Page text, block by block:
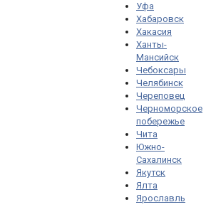
Уфа
Хабаровск
Хакасия
Ханты-
Мансийск
Чебоксары
Челябинск
Череповец
Черноморское
побережье
Чита
Южно-
Сахалинск
Якутск
Ялта
Ярославль